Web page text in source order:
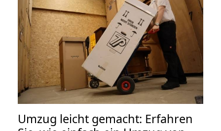
Umzug leicht gemacht: Erfahren